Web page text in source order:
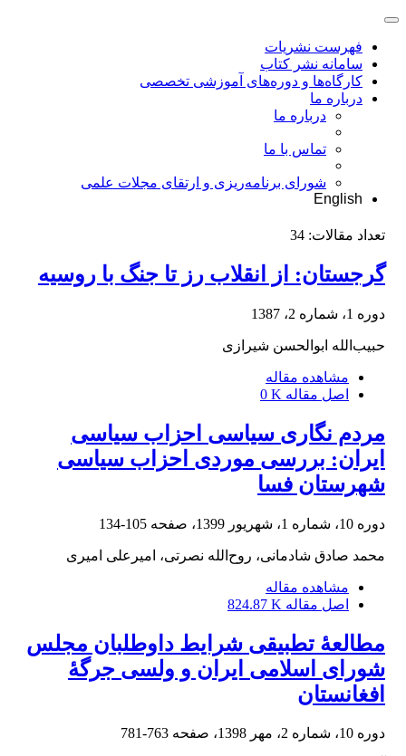
فهرست نشریات
سامانه نشر کتاب
کارگاه‌ها و دوره‌های آموزشی تخصصی
درباره ما
درباره ما
تماس با ما
شورای برنامه‌ریزی و ارتقای مجلات علمی
English
تعداد مقالات: 34
گرجستان: از انقلاب رز تا جنگ با روسیه
دوره 1، شماره 2، 1387
حبیب‌الله ابوالحسن شیرازی
مشاهده مقاله
اصل مقاله 0 K
مردم‌ نگاری سیاسی احزاب سیاسی
ایران: بررسی موردی احزاب سیاسی
شهرستان فسا
دوره 10، شماره 1، شهریور 1399، صفحه 105-134
محمد صادق شادمانی، روح‌الله نصرتی، امیرعلی امیری
مشاهده مقاله
اصل مقاله 824.87 K
مطالعۀ تطبیقی شرایط داوطلبان مجلس
شورای اسلامی ایران و ولسی جرگۀ
افغانستان
دوره 10، شماره 2، مهر 1398، صفحه 763-781